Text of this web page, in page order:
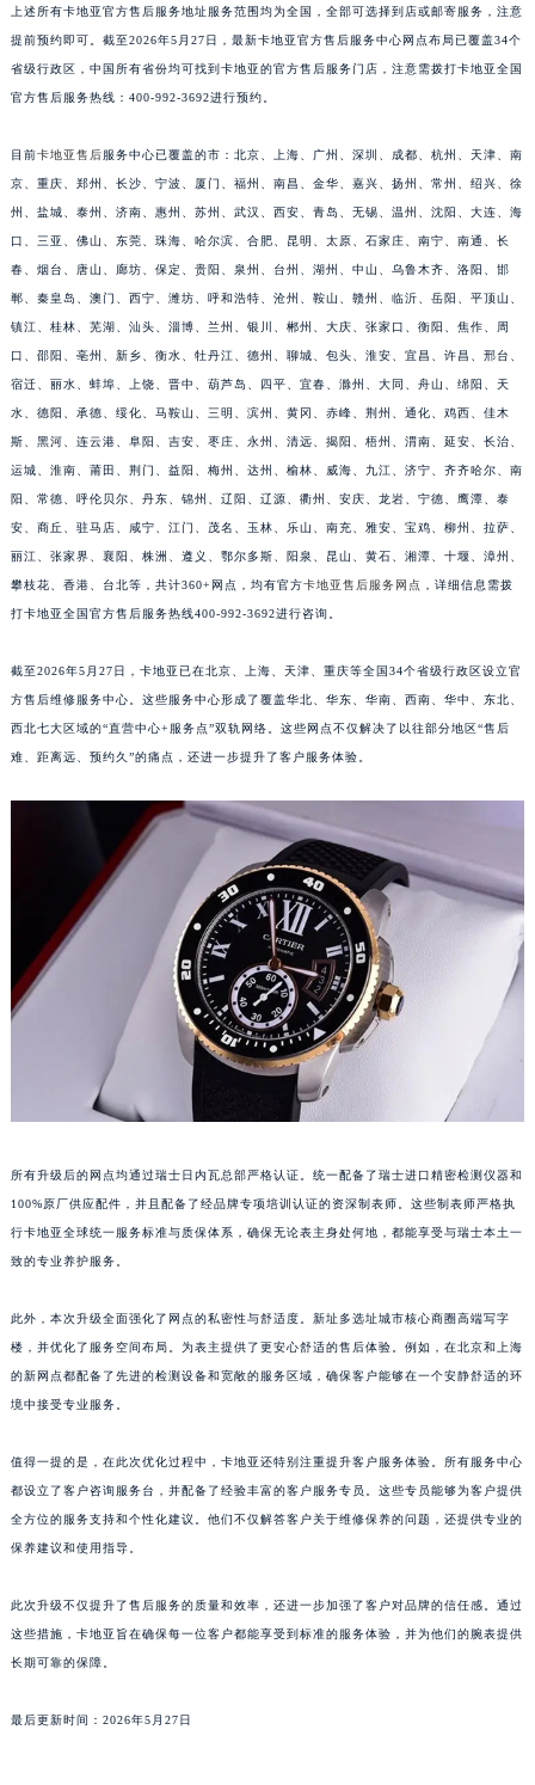
福州市鼓楼区五四路128-1号恒力城写字楼15层03室（需提前预约）
成都市锦江区人民东路6号SAC东原中心写字楼24层2406B室（需提前预约）
沈阳市沈河区中街路137号亨得利名表服务中心（品牌授权店）1层整层（需提前预约）
沈阳市沈河区中街路83号亨得利名表服务中心（品牌授权店）1层整层（需提前预约）
乌鲁木齐市天山区红山路26号时代广场（CCMALL）C座17层17-B（需提前预约）
温州市鹿城区锦绣路1067号置信广场10层1015室（需提前预约）
东莞市东城街道鸿福东路1号民盈国贸中心T1写字楼9层907室（需提前预约）
无锡市梁溪区人民中路139号恒隆广场写字楼1座11层1104室（需提前预约）
南通市崇川区工农路57号圆融广场写字楼16层1603室（需提前预约）
合肥市蜀山区潜山路111号万象城华润大厦B座12楼03室（需提前预约）
泉州市丰泽区宝洲路729号浦西万达中心写字楼A座7楼709室（需提前预约）
青岛市南区山东路6号华润大厦B座22层04室（需提前预约）
长春市朝阳区西安大路727号中银大厦A座(旺进大厦)18层09室（需提前预约）
内蒙古自治区呼和浩特市玉泉区大学西街70号华润万象城写字楼（鄂尔多斯大厦）23层2326室（需提前预约）
黑龙江省大庆市萨尔图区会战大街卡地亚售后服务中心（需提前预约）
黑龙江省鹤岗市向阳区红军路卡地亚售后服务中心（需提前预约）
黑龙江省黑河市爱辉区中央街卡地亚售后服务中心（需提前预约）
黑龙江省牡丹江市东安区太平路卡地亚售后服务中心（需提前预约）
黑龙江省七台河市桃山区大同街卡地亚售后服务中心（需提前预约）
黑龙江省绥化市北林区新华街与康庄路交叉口卡地亚售后服务中心（需提前预约）
吉林省吉林市船营区河南街卡地亚售后服务中心（需提前预约）
吉林省辽源市龙山区人民大街卡地亚售后服务中心（需提前预约）
上述所有卡地亚官方售后服务地址服务范围均为全国，全部可选择到店或邮寄服务，注意
提前预约即可。截至2026年5月27日，最新卡地亚官方售后服务中心网点布局已覆盖34个
省级行政区，中国所有省份均可找到卡地亚的官方售后服务门店，注意需拨打卡地亚全国
官方售后服务热线：400-992-3692进行预约。
目前卡地亚售后 服务中心已覆盖的市：北京、上海、广州、深圳、成都、杭州、天津、南
京、重庆、郑州、长沙、宁波、厦门、福州、南昌、金华、嘉兴、扬州、常州、绍兴、徐
州、盐城、泰州、济南、惠州、苏州、武汉、西安、青岛、无锡、温州、沈阳、大连、海
口、三亚、佛山、东莞、珠海、哈尔滨、合肥、昆明、太原、石家庄、南宁、南通、长
春、烟台、唐山、廊坊、保定、贵阳、泉州、台州、湖州、中山、乌鲁木齐、洛阳、邯
郸、秦皇岛、澳门、西宁、潍坊、呼和浩特、沧州、鞍山、赣州、临沂、岳阳、平顶山、
镇江、桂林、芜湖、汕头、淄博、兰州、银川、郴州、大庆、张家口、衡阳、焦作、周
口、邵阳、亳州、新乡、衡水、牡丹江、德州、聊城、包头、淮安、宜昌、许昌、邢台、
宿迁、丽水、蚌埠、上饶、晋中、葫芦岛、四平、宜春、滁州、大同、舟山、绵阳、天
水、德阳、承德、绥化、马鞍山、三明、滨州、黄冈、赤峰、荆州、通化、鸡西、佳木
斯、黑河、连云港、阜阳、吉安、枣庄、永州、清远、揭阳、梧州、渭南、延安、长治、
运城、淮南、莆田、荆门、益阳、梅州、达州、榆林、威海、九江、济宁、齐齐哈尔、南
阳、常德、呼伦贝尔、丹东、锦州、辽阳、辽源、衢州、安庆、龙岩、宁德、鹰潭、泰
安、商丘、驻马店、咸宁、江门、茂名、玉林、乐山、南充、雅安、宝鸡、柳州、拉萨、
丽江、张家界、襄阳、株洲、遵义、鄂尔多斯、阳泉、昆山、黄石、湘潭、十堰、漳州、
攀枝花、香港、台北等，共计360+网点，均有官方卡地亚售后服务网点 ，详细信息需拨
打卡地亚全国官方售后服务热线400-992-3692进行咨询。
截至2026年5月27日，卡地亚已在北京、上海、天津、重庆等全国34个省级行政区设立官
方售后维修服务中心。这些服务中心形成了覆盖华北、华东、华南、西南、华中、东北、
西北七大区域的“直营中心+服务点”双轨网络。这些网点不仅解决了以往部分地区“售后
难、距离远、预约久”的痛点，还进一步提升了客户服务体验。
所有升级后的网点均通过瑞士日内瓦总部严格认证。统一配备了瑞士进口精密检测仪器和
100%原厂供应配件，并且配备了经品牌专项培训认证的资深制表师。这些制表师严格执
行卡地亚全球统一服务标准与质保体系，确保无论表主身处何地，都能享受与瑞士本土一
致的专业养护服务。
此外，本次升级全面强化了网点的私密性与舒适度。新址多选址城市核心商圈高端写字
楼，并优化了服务空间布局。为表主提供了更安心舒适的售后体验。例如，在北京和上海
的新网点都配备了先进的检测设备和宽敞的服务区域，确保客户能够在一个安静舒适的环
境中接受专业服务。
值得一提的是，在此次优化过程中，卡地亚还特别注重提升客户服务体验。所有服务中心
都设立了客户咨询服务台，并配备了经验丰富的客户服务专员。这些专员能够为客户提供
全方位的服务支持和个性化建议。他们不仅解答客户关于维修保养的问题，还提供专业的
保养建议和使用指导。
此次升级不仅提升了售后服务的质量和效率，还进一步加强了客户对品牌的信任感。通过
这些措施，卡地亚旨在确保每一位客户都能享受到标准的服务体验，并为他们的腕表提供
长期可靠的保障。
最后更新时间：2026年5月27日